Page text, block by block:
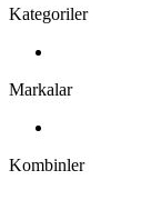
Kategoriler
Markalar
Kombinler